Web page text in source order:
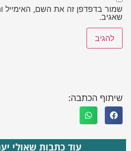
שמור בדפדפן זה את השם,
שאגיב.
שיתוף הכתבה:
עוד כתבות שאולי